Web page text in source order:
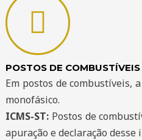
POSTOS DE COMBUSTÍVEIS
Em postos de combustíveis,
monofásico.
ICMS-ST: Postos de
apuração e declaração